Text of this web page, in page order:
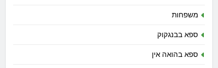
משפחות
ספא בבנגקוק
ספא בהואה אין